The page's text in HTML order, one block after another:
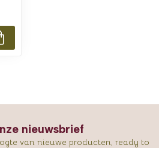
nieuwsbrief
van nieuwe producten, ready to